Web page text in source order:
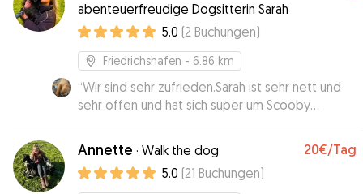
abenteuerfreudige Dogsitterin Sarah
5.0 (2 Buchungen)
Friedrichshafen - 6.86 km
“Wir sind sehr zufrieden.Sarah ist sehr nett und
sehr offen und hat sich super um Scooby
gekümmert.”
Annette · Walk the dog 20€/Tag
5.0 (21 Buchungen)